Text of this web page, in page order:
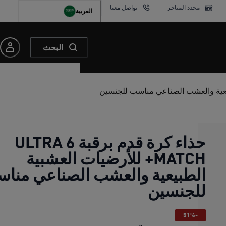
محدد المتاجر تواصل معنا العربية
البحث
حذاء كرة قدم برقبة ULTRA 6
MATCH+ للأرضيات العشبية
الطبيعية والعشب الصناعي
للجنسين
-51%